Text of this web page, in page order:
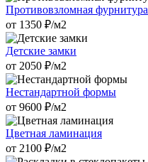
Противовзломная фурнитура
от 1350 ₽/м2
Детские замки
от 2050 ₽/м2
Нестандартной формы
от 9600 ₽/м2
Цветная ламинация
от 2100 ₽/м2